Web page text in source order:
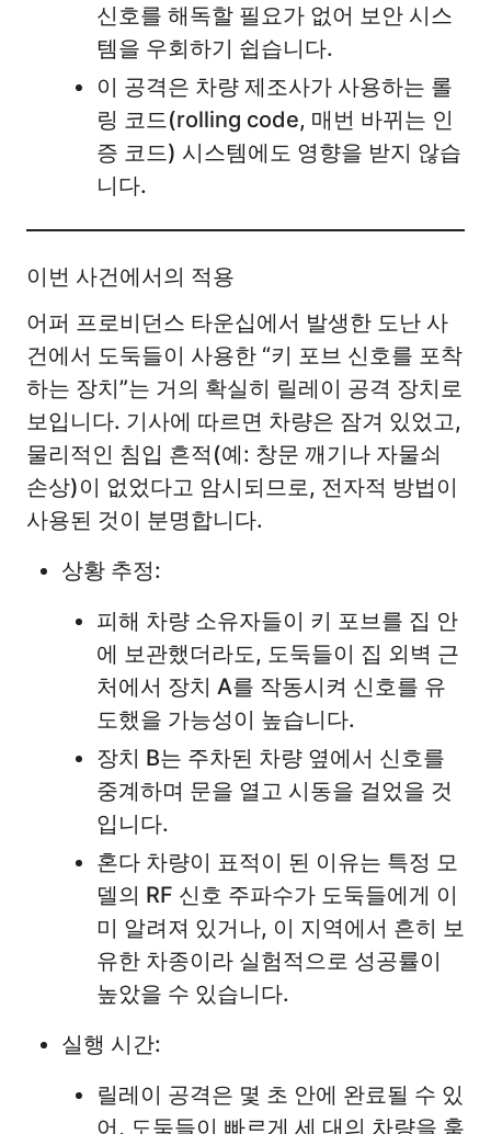
신호를 해독할 필요가 없어 보안 시스
템을 우회하기 쉽습니다.
이 공격은 차량 제조사가 사용하는 롤
링 코드(rolling code, 매번 바뀌는 인
증 코드) 시스템에도 영향을 받지 않습
니다.
이번 사건에서의 적용
어퍼 프로비던스 타운십에서 발생한 도난 사
건에서 도둑들이 사용한 “키 포브 신호를 포착
하는 장치”는 거의 확실히 릴레이 공격 장치로
보입니다. 기사에 따르면 차량은 잠겨 있었고,
물리적인 침입 흔적(예: 창문 깨기나 자물쇠
손상)이 없었다고 암시되므로, 전자적 방법이
사용된 것이 분명합니다.
상황 추정:
피해 차량 소유자들이 키 포브를 집 안
에 보관했더라도, 도둑들이 집 외벽 근
처에서 장치 A를 작동시켜 신호를 유
도했을 가능성이 높습니다.
장치 B는 주차된 차량 옆에서 신호를
중계하며 문을 열고 시동을 걸었을 것
입니다.
혼다 차량이 표적이 된 이유는 특정 모
델의 RF 신호 주파수가 도둑들에게 이
미 알려져 있거나, 이 지역에서 흔히 보
유한 차종이라 실험적으로 성공률이
높았을 수 있습니다.
실행 시간:
릴레이 공격은 몇 초 안에 완료될 수 있
어, 도둑들이 빠르게 세 대의 차량을 훔